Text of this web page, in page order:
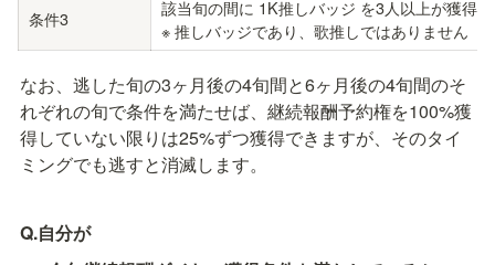
条件3
該当旬の間に 1K推しバッジ を3人以上が獲得
※ 推しバッジであり、歌推しではありません
なお、逃した旬の3ヶ月後の4旬間と6ヶ月後の4旬間のそ
れぞれの旬で条件を満たせば、継続報酬予約権を100%獲
得していない限りは25%ずつ獲得できますが、そのタイ
ミングでも逃すと消滅します。
Q.自分が